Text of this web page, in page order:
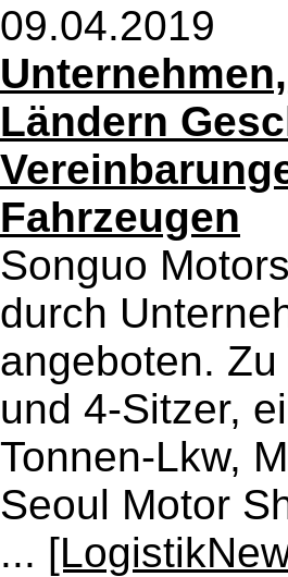
09.04.2019
Ländern
Fahrzeugen
Songuo
durch
angeboten.
und 4-Sitzer,
Tonnen-Lkw,
Seoul Motor
...